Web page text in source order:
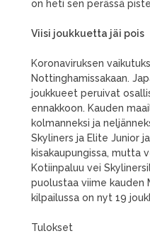
on heti sen perässä
Viisi joukkuetta jäi pois
Koronaviruksen
Nottinghamissakaan.
joukkueet peruivat
ennakkoon. Kauden
kolmanneksi ja
Skyliners ja Elite Junior
kisakaupungissa, mutta
Kotiinpaluu vei
puolustaa viime kauden
kilpailussa on nyt 19
Tulokset